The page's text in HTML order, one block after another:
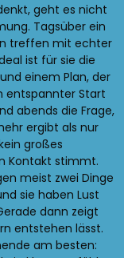
geht es nicht
Tagsüber ein
treffen mit echter
ist für sie die
einem Plan, der
entspannter Start
abends die Frage,
ergibt als nur
großes
Kontakt stimmt.
meist zwei Dinge
sie haben Lust
dann zeigt
entstehen lässt.
am besten: